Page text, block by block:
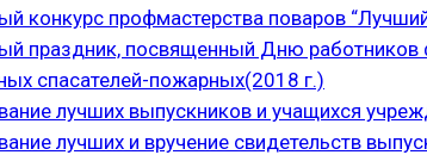
конкурс профмастерства поваров
праздник, посвященный Дню работников
спасателей-пожарных(2018 г.)
лучших выпускников и учащихся
лучших и вручение свидетельств